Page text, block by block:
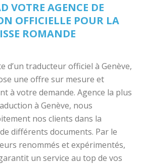
VOTRE AGENCE DE
OFFICIELLE POUR LA
ROMANDE
d’un traducteur officiel à Genève,
une offre sur mesure et
à votre demande. Agence la plus
à Genève, nous
nos clients dans la
différents documents. Par le
renommés et expérimentés,
un service au top de vos